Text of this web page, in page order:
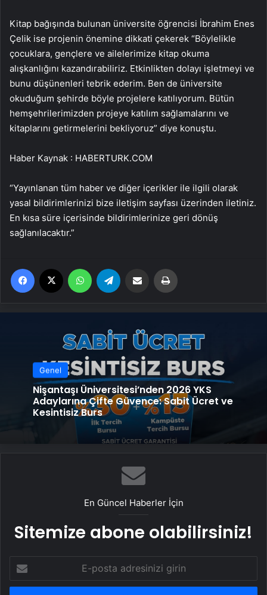
Kitap bağışında bulunan üniversite öğrencisi İbrahim Enes
Çelik ise projenin önemine dikkati çekerek “Böylelikle
çocuklara, gençlere ve ailelerimize kitap okuma
alışkanlığını kazandırabiliriz. Etkinlikten dolayı işletmeyi ve
bunu düşünenleri tebrik ederim. Ben de üniversite
okuduğum şehirde böyle projelere katılıyorum. Bütün
hemşehrilerimizden projeye katılım sağlamalarını ve
kitaplarını getirmelerini bekliyoruz” diye konuştu.
Haber Kaynak : HABERTURK.COM
“Yayınlanan tüm haber ve diğer içerikler ile ilgili olarak
yasal bildirimlerinizi bize iletişim sayfası üzerinden iletiniz.
En kısa süre içerisinde bildirimlerinize geri dönüş
sağlanılacaktır.”
Facebook WhatsApp Email'den paylaş
Genel
Nişantaşı Üniversitesi’nden 2026 YKS
Adaylarına Çifte Güvence: Sabit Ücret ve
Kesintisiz Burs
En Güncel Haberler İçin
Sitemize abone olabilirsiniz!
posta
adresinizi